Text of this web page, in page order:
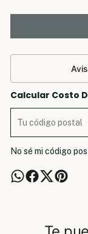
Calcular Costo
No sé mi código